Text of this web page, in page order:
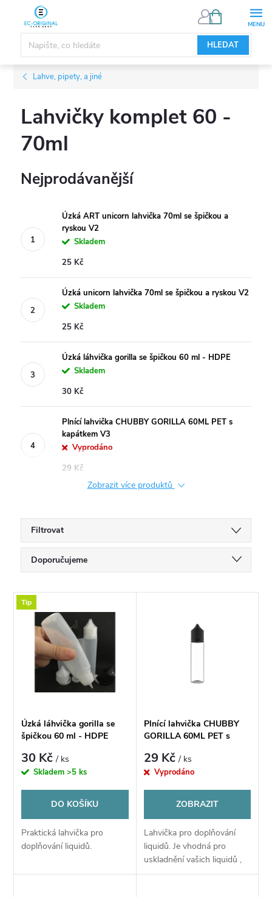
obsah
HLEDAT
NÁKUPNÍ
Lahve, pipety, a jiné
Lahvičky komplet 60 -
70ml
Nejprodávanější
Úzká ART unicorn lahvička 70ml se špičkou a
ryskou V2
Skladem
25 Kč
Úzká unicorn lahvička 70ml se špičkou a ryskou V2
Skladem
25 Kč
Úzká láhvička gorilla se špičkou 60 ml - HDPE
Skladem
30 Kč
Plnící lahvička CHUBBY GORILLA 60ML PET s
kapátkem V3
Vyprodáno
29 Kč
Zobrazit více produktů
Filtrovat
Ř
a
n
í
p
r
d
u
Doporučujeme
Nejdražší
Nejprodávanější
Abecedně
V
s
p
r
o
d
u
Tip
Úzká láhvička gorilla se
špičkou 60 ml - HDPE
30 Kč/ ks
Skladem>5 ks
DO KOŠÍKU
Praktická lahvička pro
doplňování liquidů.
Plnící lahvička CHUBBY
GORILLA 60ML PET s
29 Kč/ ks
Vyprodáno
ZOBRAZIT
Lahvička pro doplňování
liquidů. Je vhodná pro
uskladnění vašich liquidů ,
ale díky kapátku lze plnit